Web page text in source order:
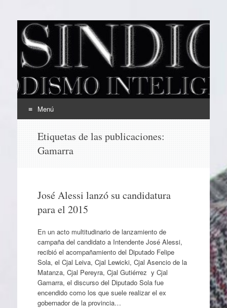
EL SINDICAL
Periodismo Inteligente
Menú
contenido
Etiquetas de las publicaciones:
Gamarra
José Alessi lanzó su candidatura
para el 2015
En un acto multitudinario de lanzamiento de
campaña del candidato a Intendente José Alessi,
recibió el acompañamiento del Diputado Felipe
Sola, el Cjal Leiva, Cjal Lewicki, Cjal Asencio de la
Matanza, Cjal Pereyra, Cjal Gutiérrez y Cjal
Gamarra, el discurso del Diputado Sola fue
encendido como los que suele realizar el ex
gobernador de la provincia…